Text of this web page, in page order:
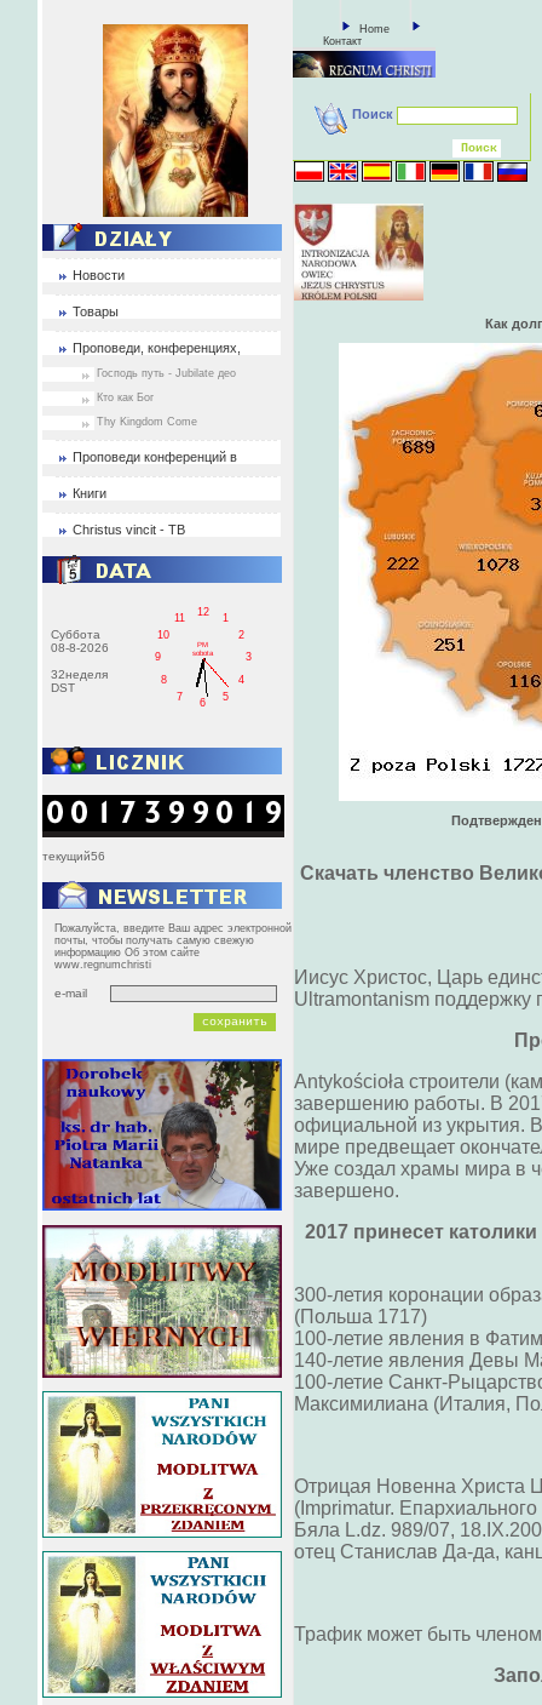
Новости
Товары
Проповеди, конференциях,
Господь путь - Jubilate део
Кто как Бог
Thy Kingdom Come
Проповеди конференций в
Книги
Christus vincit - ТВ
Суббота
08-8-2026
32неделя
DST
1
2
3
4
5
6
7
8
9
10
11
12
PM
sobota
текущий56
Пожалуйста, введите Ваш адрес электронной
почты, чтобы получать самую свежую
информацию Об этом сайте
www.regnumchristi
e-mail
Home
Контакт
Поиск
Как
Скачать членство
Иисус Христос, Царь
Ultramontanism поддержку
Antykościoła строители
завершению работы. В
официальной из укрытия.
мире предвещает
Уже создал храмы мира в
завершено.
2017 принесет
300-летия коронации
(Польша 1717)
100-летие явления в
140-летие явления Девы
100-летие Санкт-
Максимилиана (Италия,
Отрицая Новенна Христа
(Imprimatur.
Бяла L.dz. 989/07,
отец Станислав Да-да,
Трафик может быть